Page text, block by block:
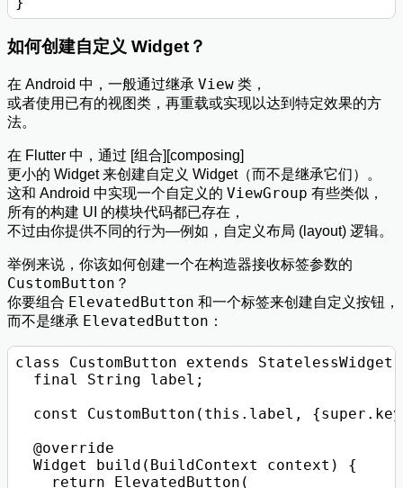
如何创建自定义 Widget？
在 Android 中，一般通过继承 View 类，
或者使用已有的视图类，再重载或实现以达到特定效果的方
法。
在 Flutter 中，通过 [组合][composing]
更小的 Widget 来创建自定义 Widget（而不是继承它们）。
这和 Android 中实现一个自定义的 ViewGroup 有些类似，
所有的构建 UI 的模块代码都已存在，
不过由你提供不同的行为—例如，自定义布局 (layout) 逻辑。
举例来说，你该如何创建一个在构造器接收标签参数的
CustomButton ？
你要组合 ElevatedButton 和一个标签来创建自定义按钮，
而不是继承 ElevatedButton ：
class CustomButton extends StatelessWidget
  final String label;
const CustomButton(this.label,
  @override
  Widget build(BuildContext context) {
    return ElevatedButton(